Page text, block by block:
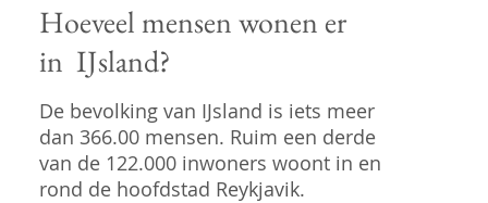
Hoeveel mensen wonen er
in IJsland?
De bevolking van IJsland is iets meer
dan 366.00 mensen. Ruim een derde
van de 122.000 inwoners woont in en
rond de hoofdstad Reykjavik.